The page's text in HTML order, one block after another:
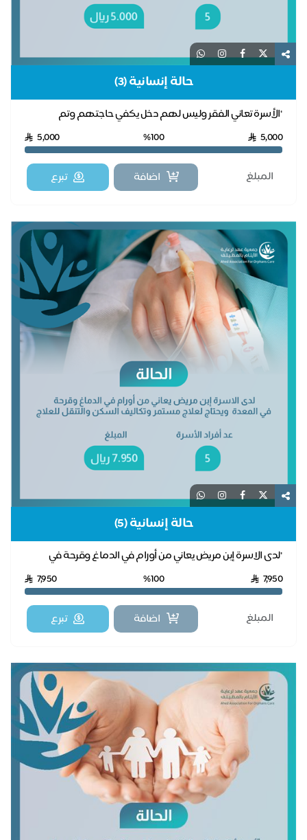
حالة إنسانية (3)
"الأسرة تعاني الفقر وليس لهم دخل يكفي حاجتهم وتم
تحذيرهم بفصل الكهرباء عنهم لعدم سداد الفاتورة لفتر...
5,000
%100
5,000
اضافة تبرع
حالة إنسانية (5)
"لدى الاسرة إبن مريض يعاني من أورام في الدماغ وقرحة في
المعدة ويحتاج لعلاج مستمر وتكاليف السكن وا...
7,950
%100
7,950
اضافة تبرع